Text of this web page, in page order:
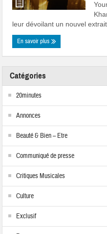
leur dévoilant un nouvel extrait
En savoir plus
Catégories
20minutes
Annonces
Beauté & Bien – Etre
Communiqué de presse
Critiques Musicales
Culture
Exclusif